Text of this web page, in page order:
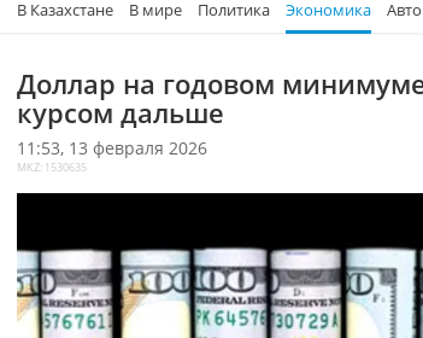
В Казахстане В мире Политика Экономика Авто
Доллар на годовом минимуме
курсом дальше
11:53, 13 февраля 2026
MKZ: 1530635